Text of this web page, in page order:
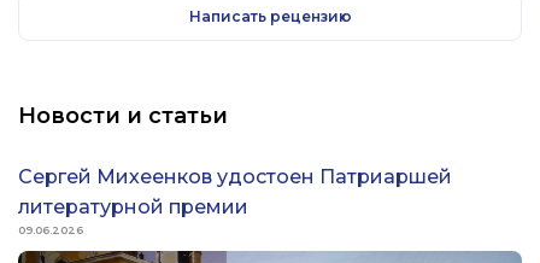
Написать рецензию
Новости и статьи
Сергей Михеенков удостоен Патриаршей
литературной премии
09.06.2026